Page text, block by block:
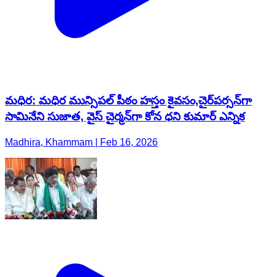
మధిర: మధిర మున్సిపల్ పీఠం హస్తం కైవసం,​చైర్‌పర్సన్‌గా
సామినేని సుజాత, వైస్ చైర్మన్‌గా కోన ధని కుమార్ ఎన్నిక
Madhira, Khammam | Feb 16, 2026